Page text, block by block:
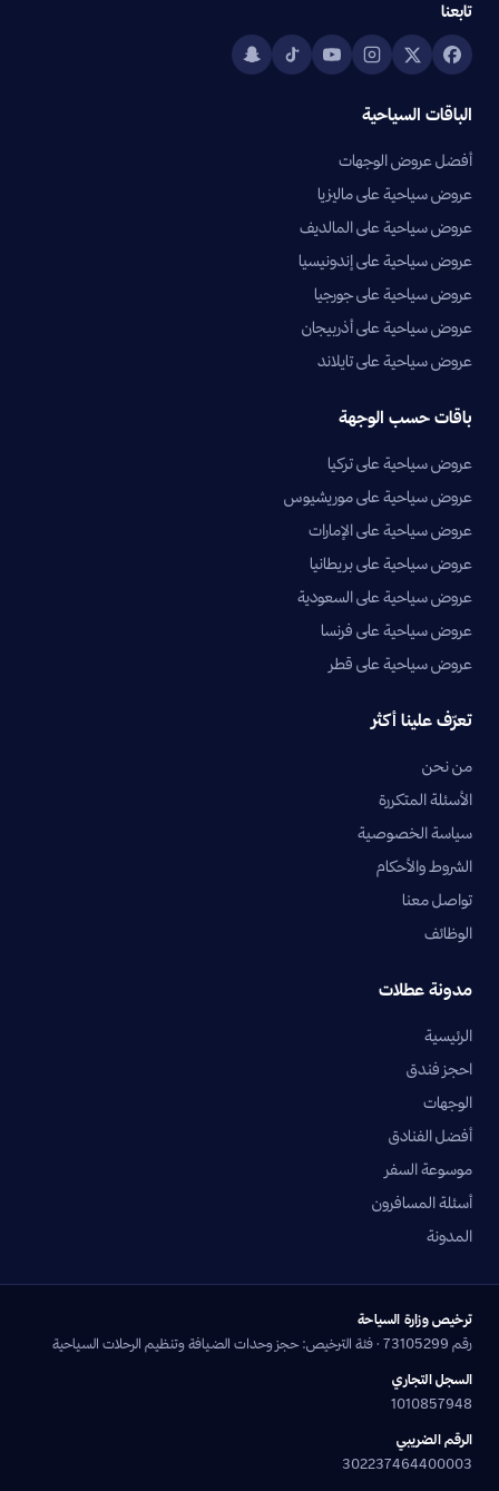
تابعنا
الباقات السياحية
أفضل عروض الوجهات
عروض سياحية على ماليزيا
عروض سياحية على المالديف
عروض سياحية على إندونيسيا
عروض سياحية على جورجيا
عروض سياحية على أذربيجان
عروض سياحية على تايلاند
باقات حسب الوجهة
عروض سياحية على تركيا
عروض سياحية على موريشيوس
عروض سياحية على الإمارات
عروض سياحية على بريطانيا
عروض سياحية على السعودية
عروض سياحية على فرنسا
عروض سياحية على قطر
تعرّف علينا أكثر
من نحن
الأسئلة المتكررة
سياسة الخصوصية
الشروط والأحكام
تواصل معنا
الوظائف
مدونة عطلات
الرئيسية
احجز فندق
الوجهات
أفضل الفنادق
موسوعة السفر
أسئلة المسافرون
المدونة
ترخيص وزارة السياحة
رقم 73105299 · فئة الترخيص: حجز وحدات الضيافة وتنظيم الرحلات السياحية
السجل التجاري
1010857948
الرقم الضريبي
302237464400003